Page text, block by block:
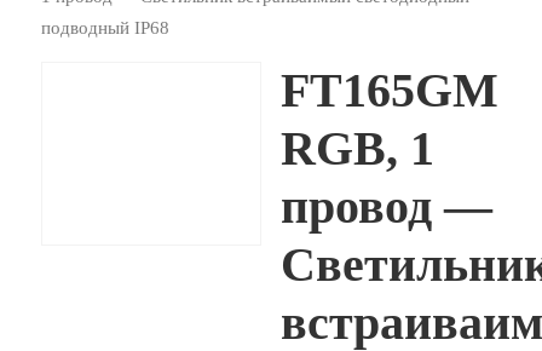
подводный IP68
FT165GM
RGB, 1
провод —